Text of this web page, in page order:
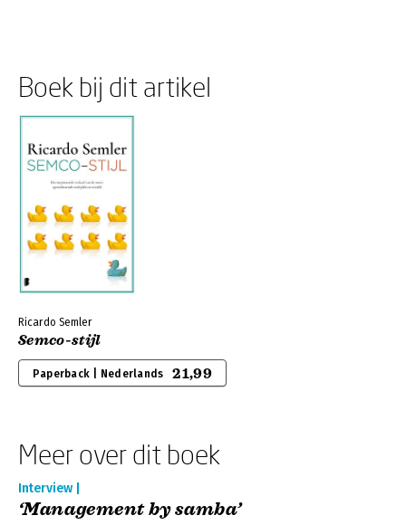
Boek bij dit artikel
Ricardo Semler
Semco-stijl
Paperback | Nederlands 21,99
Meer over dit boek
Interview |
‘Management by samba’